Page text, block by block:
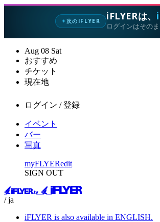
✦次のIFLYER iFLYERは、
ログインはその
Aug 08 Sat
おすすめ
チケット
現在地
ログイン / 登録
イベント
バー
写真
myFLYERedit
SIGN OUT
/ ja
iFLYER is also available in ENGLISH.